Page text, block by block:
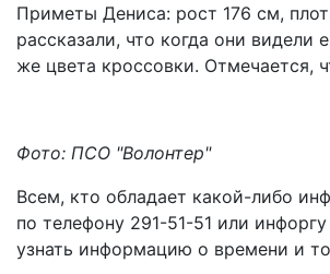
Приметы Дениса: рост 176 см,
рассказали, что когда они
же цвета кроссовки. Отмечается,
Фото: ПСО "Волонтер"
Всем, кто обладает какой-либо
по телефону 291-51-51 или
узнать информацию о времени и